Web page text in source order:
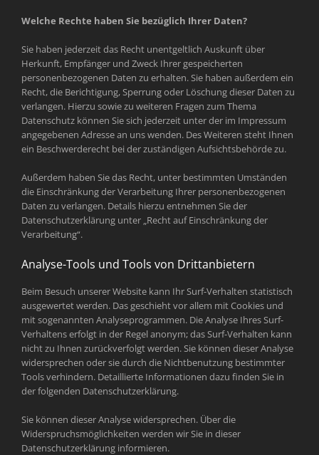
Welche Rechte haben Sie bezüglich Ihrer Daten?
Sie haben jederzeit das Recht unentgeltlich Auskunft über
Herkunft, Empfänger und Zweck Ihrer gespeicherten
personenbezogenen Daten zu erhalten. Sie haben außerdem ein
Recht, die Berichtigung, Sperrung oder Löschung dieser Daten zu
verlangen. Hierzu sowie zu weiteren Fragen zum Thema
Datenschutz können Sie sich jederzeit unter der im Impressum
angegebenen Adresse an uns wenden. Des Weiteren steht Ihnen
ein Beschwerderecht bei der zuständigen Aufsichtsbehörde zu.
Außerdem haben Sie das Recht, unter bestimmten Umständen
die Einschränkung der Verarbeitung Ihrer personenbezogenen
Daten zu verlangen. Details hierzu entnehmen Sie der
Datenschutzerklärung unter „Recht auf Einschränkung der
Verarbeitung“.
Analyse-Tools und Tools von Drittanbietern
Beim Besuch unserer Website kann Ihr Surf-Verhalten statistisch
ausgewertet werden. Das geschieht vor allem mit Cookies und
mit sogenannten Analyseprogrammen. Die Analyse Ihres Surf-
Verhaltens erfolgt in der Regel anonym; das Surf-Verhalten kann
nicht zu Ihnen zurückverfolgt werden. Sie können dieser Analyse
widersprechen oder sie durch die Nichtbenutzung bestimmter
Tools verhindern. Detaillierte Informationen dazu finden Sie in
der folgenden Datenschutzerklärung.
Sie können dieser Analyse widersprechen. Über die
Widerspruchsmöglichkeiten werden wir Sie in dieser
Datenschutzerklärung informieren.